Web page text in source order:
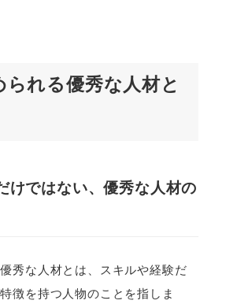
られる優秀な人材と
けではない、優秀な人材の
秀な人材とは、スキルや経験だ
徴を持つ人物のことを指しま